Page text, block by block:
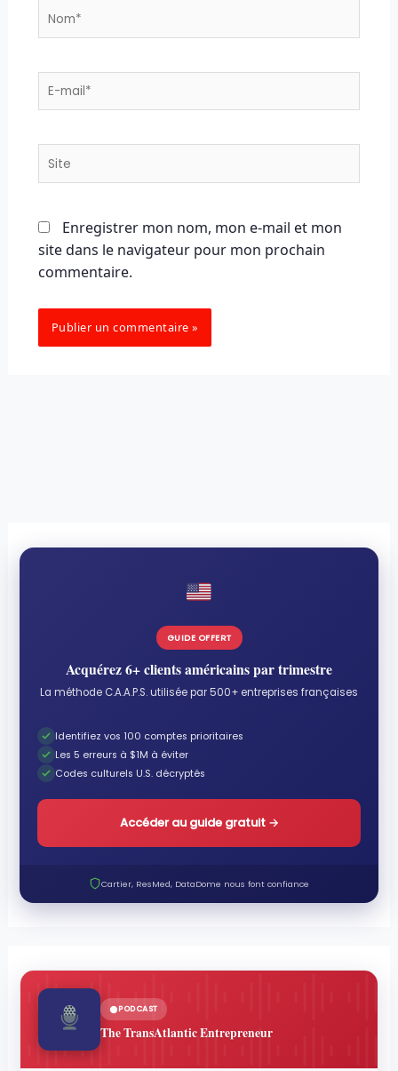
E-
Site
Enregistrer mon nom, mon e-mail et mon
site dans le navigateur pour mon prochain
commentaire.
GUIDE OFFERT
Acquérez 6+ clients américains par trimestre
La méthode C.A.A.P.S. utilisée par 500+ entreprises françaises
Identifiez vos 100 comptes prioritaires
Les 5 erreurs à $1M à éviter
Codes culturels U.S. décryptés
Accéder au guide gratuit →
Cartier, ResMed, DataDome nous font confiance
PODCAST
The TransAtlantic Entrepreneur